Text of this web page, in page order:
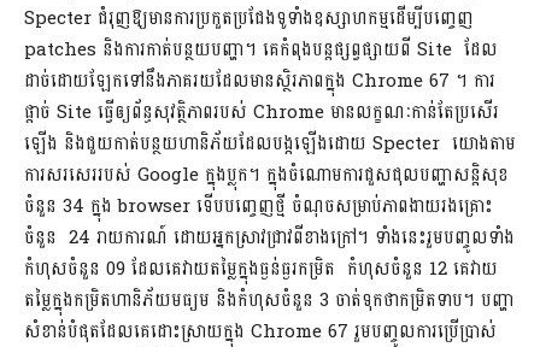
Specter ជំរុញឱ្យមានការប្រកួតប្រជែងទូទាំងឧស្សាហកម្មដើម្បីបញ្ចេញ
patches និងការកាត់បន្ថយបញ្ហា។ គេកំពុងបន្តផ្សព្វផ្សាយពី​ Site ដែល
ដាច់ដោយឡែកទៅនឹងភាគរយដែលមានស្ថិរភាពក្នុង Chrome 67 ។ ការ
ផ្តាច់ Site ធ្វើឲ្យព័ន្ធសុវត្ថិភាពរបស់ Chrome មានលក្ខណៈ​កាន់តែប្រសើរ
ឡើង និងជួយកាត់បន្ថយហានិភ័យ​ដែល​​បង្កឡើងដោយ Specter យោងតាម
ការសរសេររបស់ Google ក្នុងប្លុក។ ក្នុងចំណោមការជួសជុលបញ្ហាសន្ដិសុខ
ចំនួន 34 ក្នុង browser ទើបបញ្ចេញថ្មី ចំណុចសម្រាប់ភាពងាយរងគ្រោះ
ចំនួន 24 រាយការណ៍ ដោយអ្នកស្រាវជ្រាវពីខាងក្រៅ។ ទាំងនេះរួមបញ្ចូលទាំង
កំហុសចំនួន 09 ដែលគេវាយតម្លៃក្នុងធ្ងន់ធ្ងរកម្រិត កំហុសចំនួន 12 គេវាយ
តម្លៃក្នុងកម្រិតហានិភ័យមធ្យម និងកំហុសចំនួន 3 ចាត់ទុកថាកម្រិតទាប។ បញ្ហា
សំខាន់បំផុតដែលគេដោះស្រាយក្នុង Chrome 67 រួមបញ្ចូលការប្រើប្រាស់